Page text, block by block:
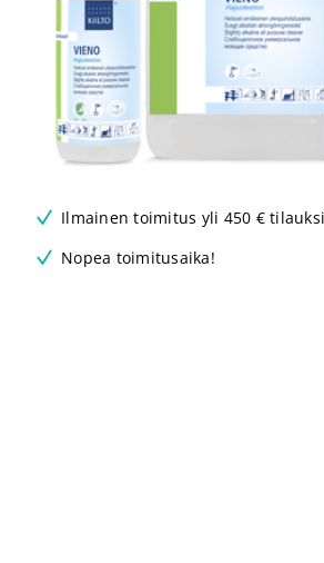
Ilmainen toimitus yli 450 €
Nopea toimitusaika!